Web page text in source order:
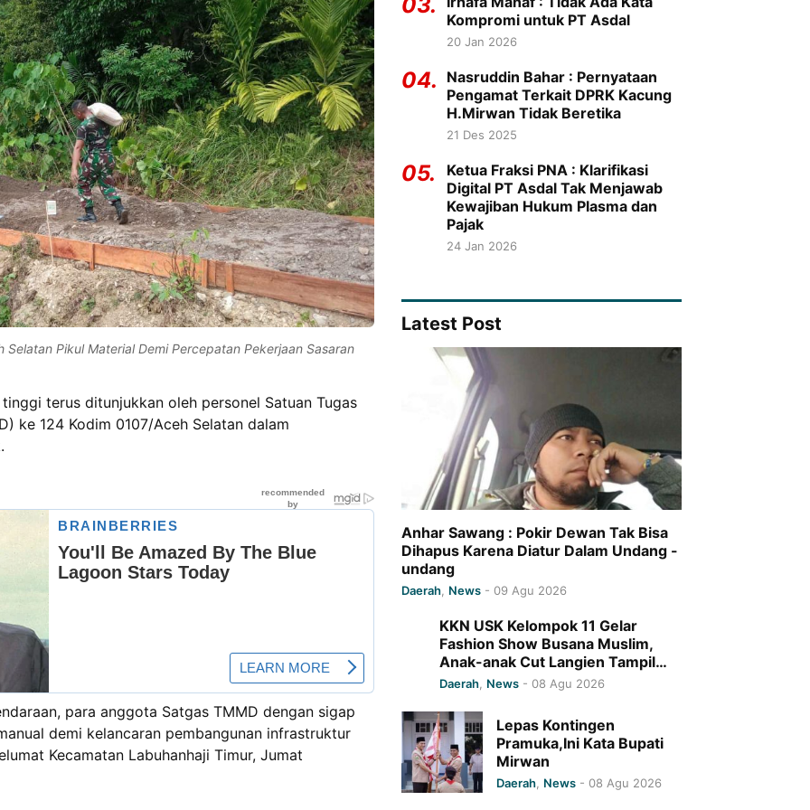
Pikul Material Demi Percepatan Pekerjaan Sasaran
terus ditunjukkan oleh personel Satuan Tugas
ke 124 Kodim 0107/Aceh Selatan dalam
para anggota Satgas TMMD dengan sigap
demi kelancaran pembangunan infrastruktur
Kecamatan Labuhanhaji Timur, Jumat
Kompromi untuk PT Asdal
20 Jan 2026
04.
Nasruddin Bahar : Pernyataan
Pengamat Terkait DPRK Kacung
H.Mirwan Tidak Beretika
21 Des 2025
05.
Ketua Fraksi PNA : Klarifikasi
Digital PT Asdal Tak Menjawab
Kewajiban Hukum Plasma dan
Pajak
24 Jan 2026
Latest Post
Anhar Sawang : Pokir Dewan Tak Bisa
Dihapus Karena Diatur Dalam Undang -
undang
Daerah News - 09 Agu 2026
KKN USK Kelompok 11 Gelar
Fashion Show Busana Muslim,
Anak-anak Cut Langien Tampil
Berani dan Percaya Dir
Daerah News -08 Agu 2026
Lepas Kontingen
Pramuka,Ini Kata Bupati
Mirwan
Daerah News - 08 Agu 2026